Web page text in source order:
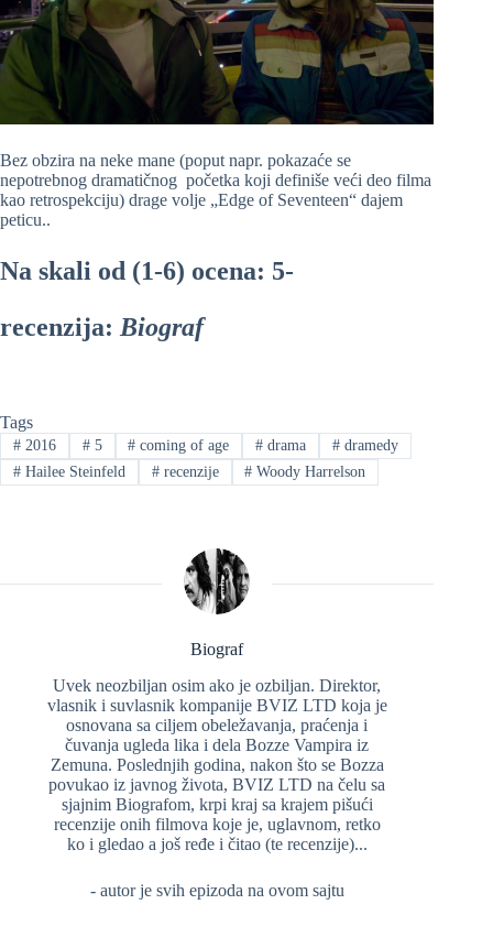
Bez obzira na neke mane (poput napr. pokazaće se
nepotrebnog dramatičnog početka koji definiše veći deo filma
kao retrospekciju) drage volje „Edge of Seventeen“ dajem
peticu..
Na skali od (1-6) ocena: 5-
recenzija: Biograf
Tags
#2016 #5 # coming of age # drama # dramedy
#Hailee Steinfeld #recenzije # Woody Harrelson
Biograf
Uvek neozbiljan osim ako je ozbiljan. Direktor,
vlasnik i suvlasnik kompanije BVIZ LTD koja je
osnovana sa ciljem obeležavanja, praćenja i
čuvanja ugleda lika i dela Bozze Vampira iz
Zemuna. Poslednjih godina, nakon što se Bozza
povukao iz javnog života, BVIZ LTD na čelu sa
sjajnim Biografom, krpi kraj sa krajem pišući
recenzije onih filmova koje je, uglavnom, retko
ko i gledao a još ređe i čitao (te recenzije)...
- autor je svih epizoda na ovom sajtu